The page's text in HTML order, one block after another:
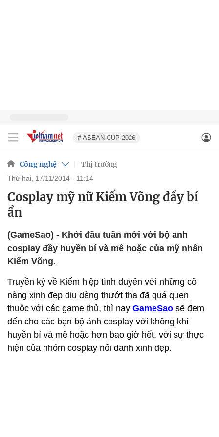
# ASEAN CUP 2026
Công nghệ Thị trường
thứ hai, 17/11/2014 - 11:14
Cosplay mỹ nữ Kiếm Võng đầy bí
ẩn
(GameSao) - Khởi đầu tuần mới với bộ ảnh
cosplay đầy huyền bí và mê hoặc của mỹ nhân
Kiếm Võng.
Truyền kỳ về Kiếm hiệp tình duyên với những cô
nàng xinh đẹp dịu dàng thướt tha đã quá quen
thuộc với các game thủ, thì nay GameSao sẽ đem
đến cho các bạn bộ ảnh cosplay với không khí
huyền bí và mê hoặc hơn bao giờ hết, với sự thực
hiện của nhóm cosplay nổi danh xinh đẹp.